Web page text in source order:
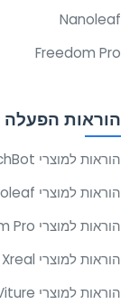
Nanoleaf
Freedom Pro
הוראות הפעלה
הוראות למוצרי SwitchBot
הוראות למוצרי Nanoleaf
הוראות למוצרי Freedom Pro
הוראות למוצרי Xreal
הוראות למוצרי Viture